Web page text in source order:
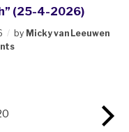
(25-4-2026)
by Micky van Leeuwen